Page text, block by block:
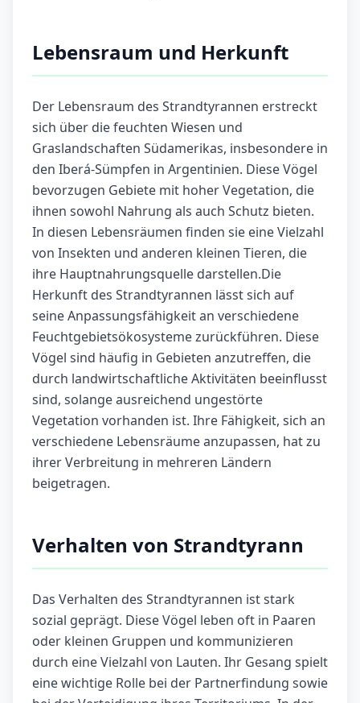
Lebensraum und Herkunft
Der Lebensraum des Strandtyrannen erstreckt
sich über die feuchten Wiesen und
Graslandschaften Südamerikas, insbesondere in
den Iberá-Sümpfen in Argentinien. Diese Vögel
bevorzugen Gebiete mit hoher Vegetation, die
ihnen sowohl Nahrung als auch Schutz bieten.
In diesen Lebensräumen finden sie eine Vielzahl
von Insekten und anderen kleinen Tieren, die
ihre Hauptnahrungsquelle darstellen.Die
Herkunft des Strandtyrannen lässt sich auf
seine Anpassungsfähigkeit an verschiedene
Feuchtgebietsökosysteme zurückführen. Diese
Vögel sind häufig in Gebieten anzutreffen, die
durch landwirtschaftliche Aktivitäten beeinflusst
sind, solange ausreichend ungestörte
Vegetation vorhanden ist. Ihre Fähigkeit, sich an
verschiedene Lebensräume anzupassen, hat zu
ihrer Verbreitung in mehreren Ländern
beigetragen.
Verhalten von Strandtyrann
Das Verhalten des Strandtyrannen ist stark
sozial geprägt. Diese Vögel leben oft in Paaren
oder kleinen Gruppen und kommunizieren
durch eine Vielzahl von Lauten. Ihr Gesang spielt
eine wichtige Rolle bei der Partnerfindung sowie